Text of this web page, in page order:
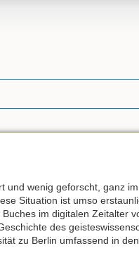
und wenig geforscht, ganz
Situation ist umso
im digitalen Zeitalter
des
zu Berlin umfassend in